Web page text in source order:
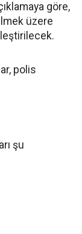
göre,
üzere
polis
şu